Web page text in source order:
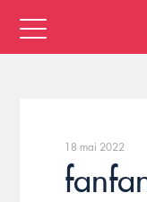
18 mai 2022